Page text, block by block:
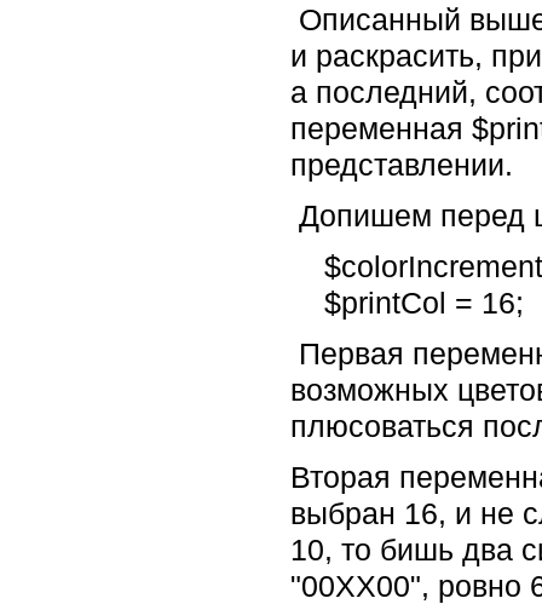
Описанный выше
и раскрасить,
а последний,
переменная
представлении.
Допишем перед
$printCol = 16;
Первая
возможных
плюсоваться
Вторая
выбран 16, и не
10, то бишь два
"00XX00", ровно